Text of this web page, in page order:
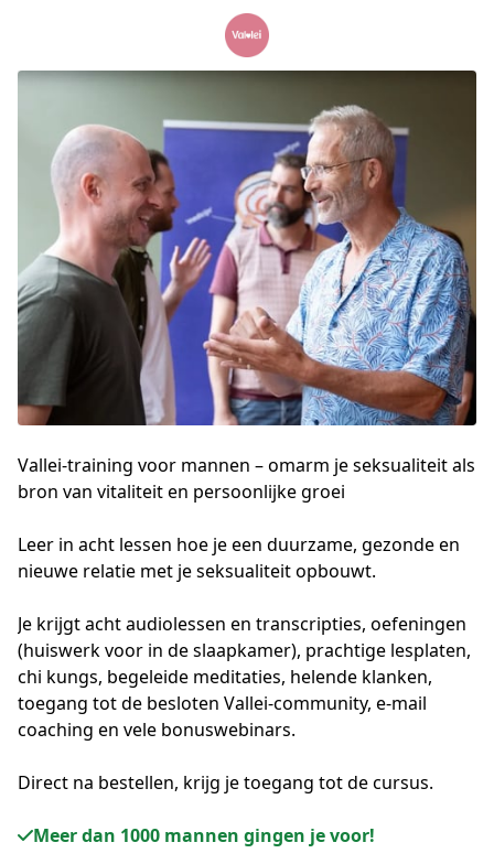
Vallei-training voor mannen – omarm je seksualiteit als
bron van vitaliteit en persoonlijke groei
Leer in acht lessen hoe je een duurzame, gezonde en
nieuwe relatie met je seksualiteit opbouwt.
Je krijgt acht audiolessen en transcripties, oefeningen
(huiswerk voor in de slaapkamer), prachtige lesplaten,
chi kungs, begeleide meditaties, helende klanken,
toegang tot de besloten Vallei-community, e-mail
coaching en vele bonuswebinars.
Direct na bestellen, krijg je toegang tot de cursus.
Meer dan 1000 mannen gingen je voor!